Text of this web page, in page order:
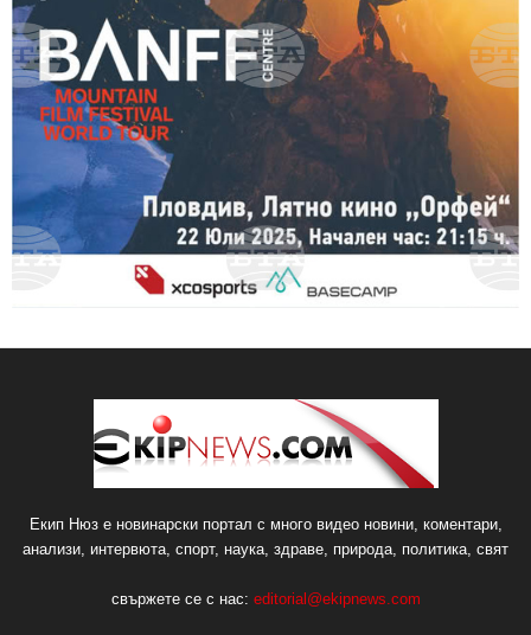
Екип Нюз е новинарски портал с много видео новини, коментари,
анализи, интервюта, спорт, наука, здраве, природа, политика, свят
свържете се с нас: editorial@ekipnews.com